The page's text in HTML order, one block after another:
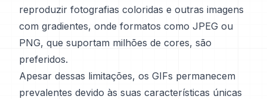
reproduzir fotografias coloridas e outras imagens
com gradientes, onde formatos como JPEG ou
PNG, que suportam milhões de cores, são
preferidos.
Apesar dessas limitações, os GIFs permanecem
prevalentes devido às suas características únicas